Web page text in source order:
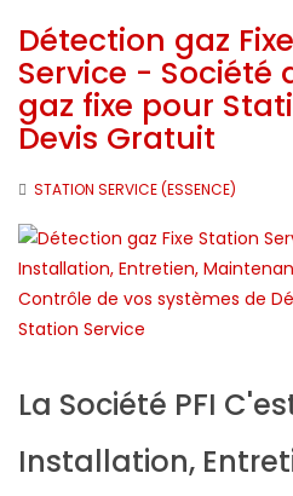
Détection gaz
Service - Société
gaz fixe pour
Devis Gratuit
STATION SERVICE (ESSENCE)
La Société PFI
Installation,